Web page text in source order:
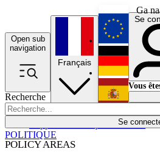
Ga
Open sub
navigation
Recherche
Se
POLICY AREAS
Économie
Français
English
Deutsch
Español
Se
Vous
POLITIQUE